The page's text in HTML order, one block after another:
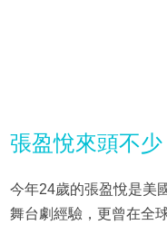
張盈悅來頭不
今年24歲的張盈悅是美
舞台劇經驗，更曾在全